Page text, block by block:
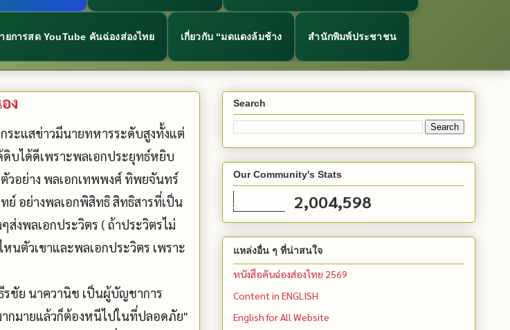
ยการสด YouTube คันฉ่องส่องไทย เกี่ยวกับ “มดแดงล้มช้าง สำนักพิมพ์ประชาชน
ง
ะแสข่าวมีนายทหารระดับสูงทั้งแต่
บได้ดีเพราะพลเอกประยุทธ์หยิบ
วอย่าง พลเอกเทพพงศ์ ทิพยจันทร์
ย์ อย่างพลเอกพิสิทธิ สิทธิสารที่เป็น
งพลเอกประวิตร ( ถ้าประวิตรไม่
นตัวเขาและพลเอกประวิตร เพราะ
รชัย นาควานิช เป็นผู้บัญชาการ
กมายแล้วก็ต้องหนีไปในที่ปลอดภัย"
Search
Our Community's Stats
2,004,598
แหล่งอื่น ๆ ที่น่าสนใจ
หนังสือคันฉ่องส่องไทย 2569
Content in ENGLISH
English for All Website